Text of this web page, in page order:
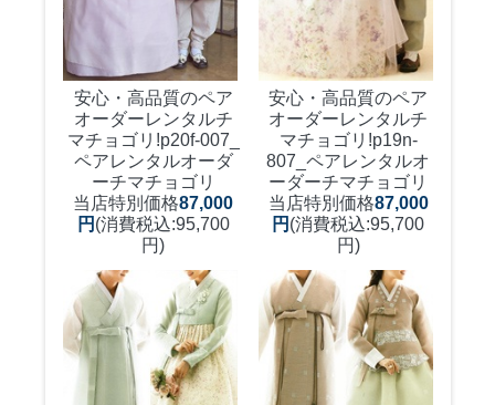
安心・高品質のペア
オーダーレンタルチ
マチョゴリ!p20f-007_
ペアレンタルオーダ
ーチマチョゴリ
当店特別価格87,000
円 (消費税込:95,700
円)
安心・高品質のペア
オーダーレンタルチ
マチョゴリ!p19n-
807_ペアレンタルオ
ーダーチマチョゴリ
当店特別価格87,000
円 (消費税込:95,700
円)